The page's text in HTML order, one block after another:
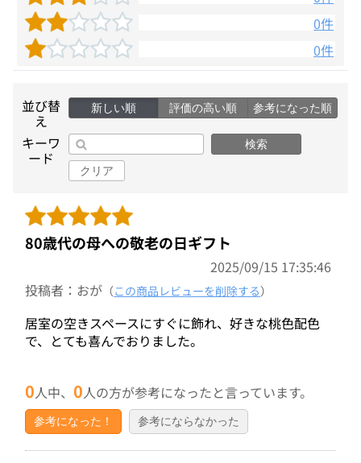
0件
0件
並び替
え
新しい順 評価の高い順 参考になった順
キーワ
ード
検索
クリア
80歳代の母への敬老の日ギフト
2025/09/15 17:35:46
投稿者：おが （この商品レビューを削除する）
居室の空きスペースにすぐに飾れ、好きな桃色配色
で、とても喜んでおりました。
0人中、0人の方が参考になったと言っています。
参考になった！ 参考にならなかった